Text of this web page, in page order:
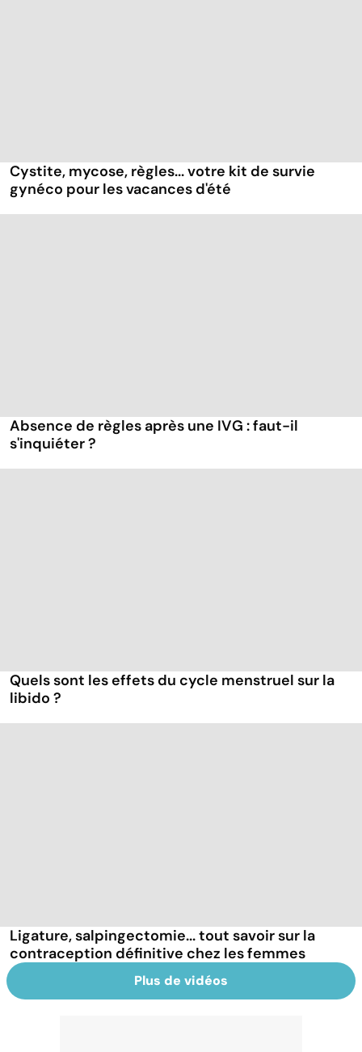
Cystite, mycose, règles... votre kit de survie
gynéco pour les vacances d'été
Absence de règles après une IVG : faut-il
s'inquiéter ?
Quels sont les effets du cycle menstruel sur la
libido ?
Ligature, salpingectomie... tout savoir sur la
contraception définitive chez les femmes
Plus de vidéos